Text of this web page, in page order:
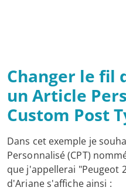
Changer le fil
un Article
Custom Post
Dans cet exemple je
Personnalisé (CPT)
que j'appellerai "Peugeot
d'Ariane s'affiche ainsi :